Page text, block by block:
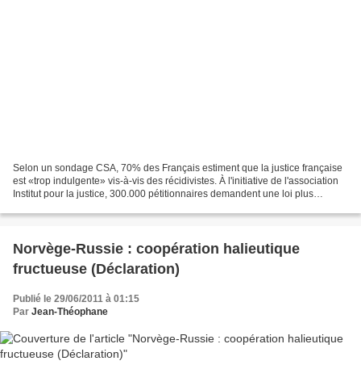
Selon un sondage CSA, 70% des Français estiment que la justice française
est «trop indulgente» vis-à-vis des récidivistes. À l'initiative de l'association
Institut pour la justice, 300.000 pétitionnaires demandent une loi plus
Norvège-Russie : coopération halieutique
fructueuse (Déclaration)
Publié le 29/06/2011 à 01:15
Par Jean-Théophane